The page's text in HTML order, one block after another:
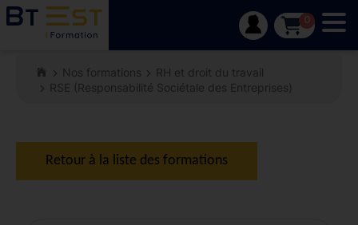
0
Nos formations
RH et droit du travail
RSE (Responsabilité Sociétale des Entreprises)
Retour à la liste des formations